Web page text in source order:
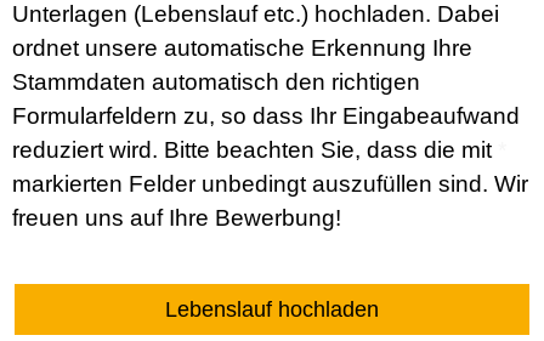
Unterlagen (Lebenslauf etc.) hochladen. Dabei
ordnet unsere automatische Erkennung Ihre
Stammdaten automatisch den richtigen
Formularfeldern zu, so dass Ihr Eingabeaufwand
reduziert wird. Bitte beachten Sie, dass die mit
markierten Felder unbedingt auszufüllen sind. Wir
freuen uns auf Ihre Bewerbung!
Lebenslauf hochladen